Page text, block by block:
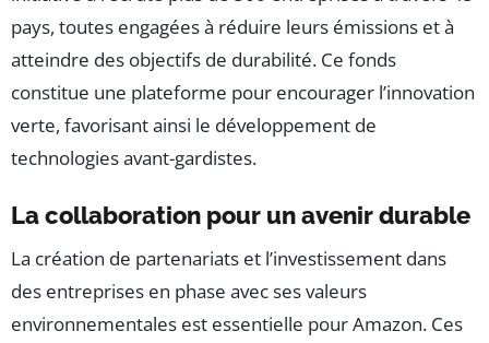
pays, toutes engagées à réduire leurs émissions et à
atteindre des objectifs de durabilité. Ce fonds
constitue une plateforme pour encourager l’innovation
verte, favorisant ainsi le développement de
technologies avant-gardistes.
La collaboration pour un avenir durable
La création de partenariats et l’investissement dans
des entreprises en phase avec ses valeurs
environnementales est essentielle pour Amazon. Ces